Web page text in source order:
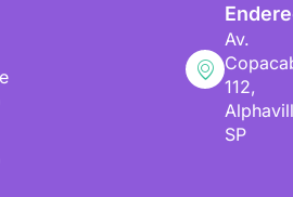
Av.
112,
SP